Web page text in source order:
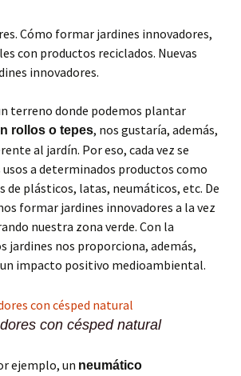
Cómo formar jardines innovadores,
con productos reciclados. Nuevas
innovadores.
terreno donde podemos plantar
rollos o tepes, nos gustaría, además,
al jardín. Por eso, cada vez se
a determinados productos como
de plásticos, latas, neumáticos, etc. De
formar jardines innovadores a la vez
nuestra zona verde. Con la
jardines nos proporciona, además,
impacto positivo medioambiental.
con césped natural
ejemplo, un neumático